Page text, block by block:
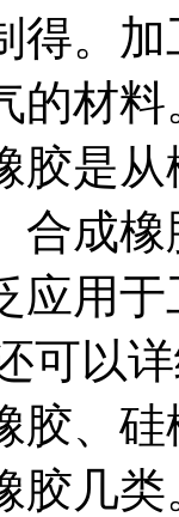
得。
的材
胶是
合成
应用
可以
胶、
胶几类